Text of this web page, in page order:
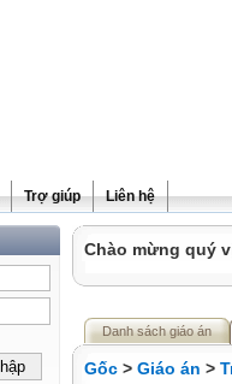
Trợ giúp Liên hệ
Chào mừng quý
Danh sách giáo án
Gốc > Giáo án >